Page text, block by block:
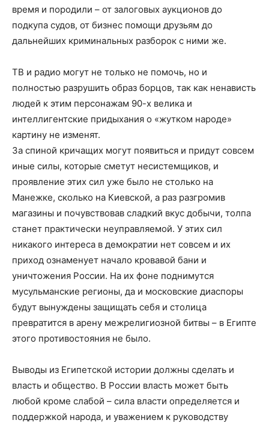
время и породили – от залоговых аукционов до
подкупа судов, от бизнес помощи друзьям до
дальнейших криминальных разборок с ними же.
ТВ и радио могут не только не помочь, но и
полностью разрушить образ борцов, так как ненависть
людей к этим персонажам 90-х велика и
интеллигентские придыхания о «жутком народе»
картину не изменят.
За спиной кричащих могут появиться и придут совсем
иные силы, которые сметут несистемщиков, и
проявление этих сил уже было не столько на
Манежке, сколько на Киевской, а раз разгромив
магазины и почувствовав сладкий вкус добычи, толпа
станет практически неуправляемой. У этих сил
никакого интереса в демократии нет совсем и их
приход ознаменует начало кровавой бани и
уничтожения России. На их фоне поднимутся
мусульманские регионы, да и московские диаспоры
будут вынуждены защищать себя и столица
превратится в арену межрелигиозной битвы – в Египте
этого противостояния не было.
Выводы из Египетской истории должны сделать и
власть и общество. В России власть может быть
любой кроме слабой – сила власти определяется и
поддержкой народа, и уважением к руководству